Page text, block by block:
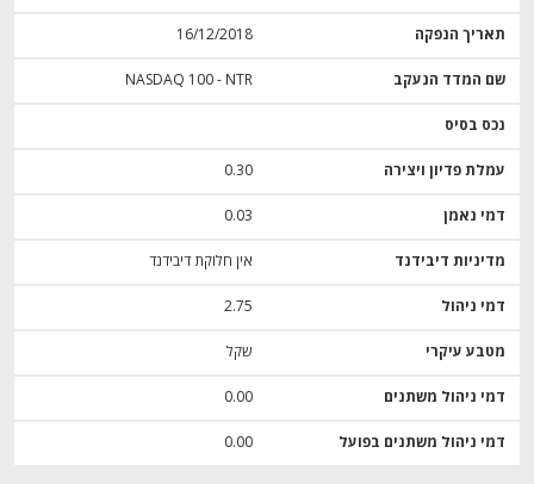
תאריך הנפקה 16/12/2018
שם המדד הנעקב NASDAQ 100 - NTR
נכס בסיס
עמלת פדיון ויצירה 0.30
דמי נאמן 0.03
מדיניות דיבידנד אין חלוקת דיבידנד
דמי ניהול 2.75
מטבע עיקרי שקל
דמי ניהול משתנים 0.00
דמי ניהול משתנים בפועל 0.00